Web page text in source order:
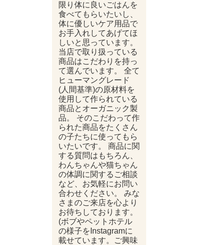
限り体に良いごはんを
食べてもらいたいし、
体に優しいケア用品で
お手入れしてあげてほ
しいと思っています。
当店で取り扱っている
商品はこだわりを持っ
て選んでいます。 全て
ヒューマングレード
(人間基準)の原材料を
使用して作られている
商品とオーガニック製
品。 そのこだわって作
られた商品をたくさん
の子たちに使ってもら
いたいです。 商品に関
する質問はもちろん、
わんちゃんや猫ちゃん
の体調に関するご相談
など、お気軽にお問い
合わせください。 みな
さまのご来店を心より
お待ちしております。
(ボブやペットホテル
の様子をInstagramに
載せています。ご興味